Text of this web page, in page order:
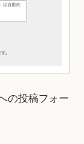
の投稿フォー